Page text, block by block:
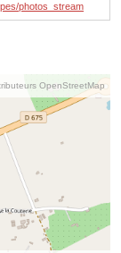
photos_stream
OpenStreetMap